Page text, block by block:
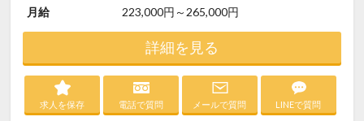
月給
223,000円～265,000円
詳細を見る
求人を保存 電話で質問 メールで質問 LINEで質問